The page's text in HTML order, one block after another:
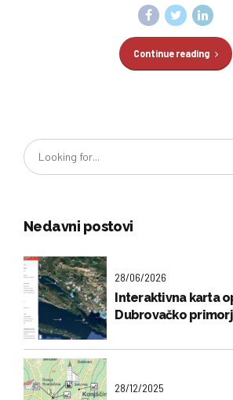
Continue reading
Nedavni postovi
28/06/2026
Interaktivna karta
Dubrovačko
28/12/2025